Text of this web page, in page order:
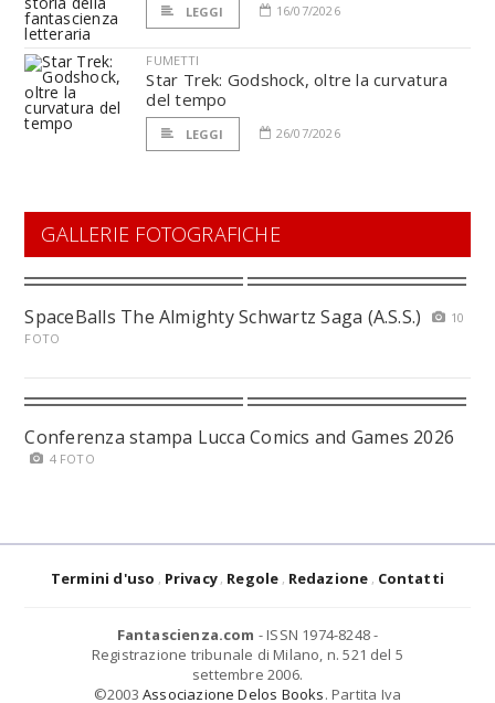
LEGGI 16/07/2026
FUMETTI
Star Trek: Godshock, oltre la curvatura
del tempo
LEGGI 26/07/2026
GALLERIE FOTOGRAFICHE
SpaceBalls The Almighty Schwartz Saga (A.S.S.)
10
FOTO
Conferenza stampa Lucca Comics and Games 2026
4 FOTO
Termini d'uso Privacy Regole Redazione Contatti
Fantascienza.com - ISSN 1974-8248 -
Registrazione tribunale di Milano, n. 521 del 5
settembre 2006.
©2003 Associazione Delos Books. Partita Iva